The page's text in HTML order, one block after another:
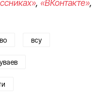
, «ВКонтакте»,
всу